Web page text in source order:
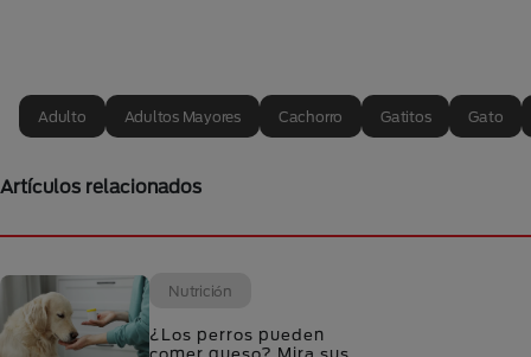
Adulto Adultos Mayores Cachorro Gatitos Gato
Artículos relacionados
Nutrición
¿Los perros pueden